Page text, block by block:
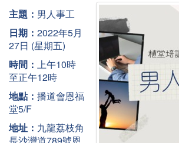
主題： 男人事工
日期： 2022年5月
27日 (星期五)
時間： 上午10時
至正午12時
地點： 播道會恩福
堂5/F
地址： 九龍荔枝角